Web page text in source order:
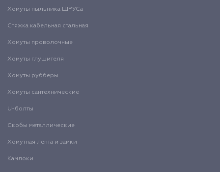
Хомуты пыльника ШРУСа
Стяжка кабельная стальная
Хомуты проволочные
Хомуты глушителя
Хомуты рубберы
Хомуты сантехнические
U-болты
Скобы металлические
Хомутная лента и замки
Камлоки